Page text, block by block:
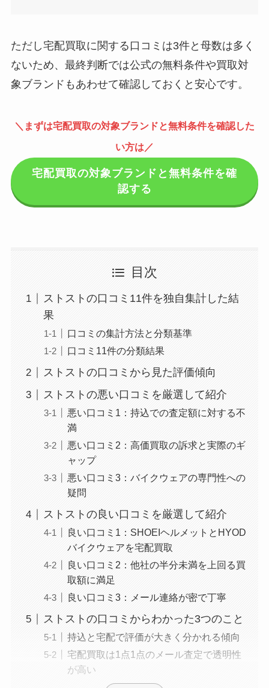
ただし宅配買取に関する口コミは3件と母数は多く
ないため、最終判断では公式の無料条件や買取対
象ブランドもあわせて確認しておくと安心です。
＼まずは宅配買取の対象ブランドと無料条件を確認した
い方は／
宅配買取の対象ブランドと無料条件を確
認する
目次
ストストの口コミ11件を独自集計した結
果
口コミの集計方法と分類基準
口コミ11件の分類結果
ストストの口コミから見た評価傾向
ストストの悪い口コミを厳選して紹介
悪い口コミ1：持込での査定額に対する不
満
悪い口コミ2：高価買取の訴求と実際のギ
ャップ
悪い口コミ3：バイクウェアの専門性への
疑問
ストストの良い口コミを厳選して紹介
良い口コミ1：SHOEIヘルメットとHYOD
バイクウェアを宅配買取
良い口コミ2：他社の半分未満を上回る買
取額に満足
良い口コミ3：メール連絡が密で丁寧
ストストの口コミからわかった3つのこと
持込と宅配で評価が大きく分かれる傾向
宅配買取は1点1点のメール査定で透明性
が高い